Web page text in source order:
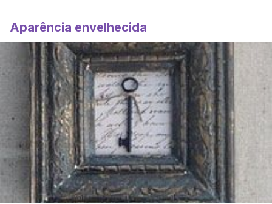
Aparência envelhecida